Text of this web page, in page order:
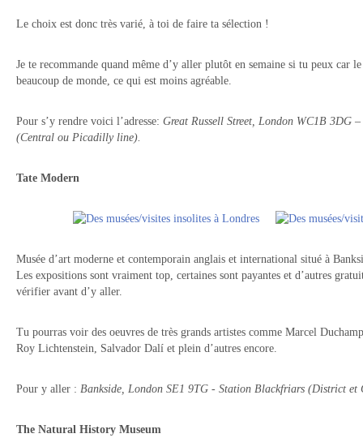
Le choix est donc très varié, à toi de faire ta sélection !
Je te recommande quand même d’y aller plutôt en semaine si tu peux car
beaucoup de monde, ce qui est moins agréable.
Pour s’y rendre voici l’adresse: Great Russell Street, London WC1B 3DG
(Central ou Picadilly line).
Tate Modern
Musée d’art moderne et contemporain anglais et international situé à
Les expositions sont vraiment top, certaines sont payantes et d’autres
vérifier avant d’y aller.
Tu pourras voir des oeuvres de très grands artistes comme Marcel
Roy Lichtenstein, Salvador Dalí et plein d’autres encore.
Pour y aller : Bankside, London SE1 9TG - Station Blackfriars (District et
The Natural History Museum